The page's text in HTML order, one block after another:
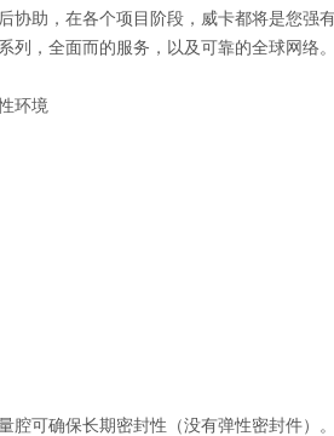
助，在各个项目阶段，威卡都将是您强
，全面而的服务，以及可靠的全球网络
环境
可确保长期密封性（没有弹性密封件）。